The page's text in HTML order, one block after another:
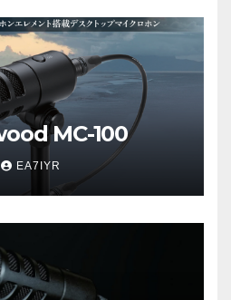
MC-100
EA7IYR